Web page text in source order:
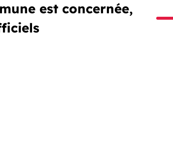
est concernée,